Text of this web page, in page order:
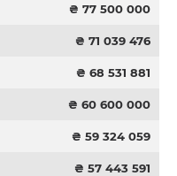
₴ 77 500 000
₴ 71 039 476
₴ 68 531 881
₴ 60 600 000
₴ 59 324 059
₴ 57 443 591